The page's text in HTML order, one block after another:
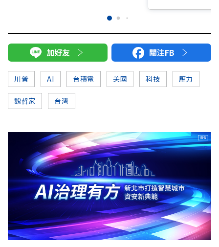
加好友 關注FB
川普 AI 台積電 美國 科技 壓力
魏哲家 台灣